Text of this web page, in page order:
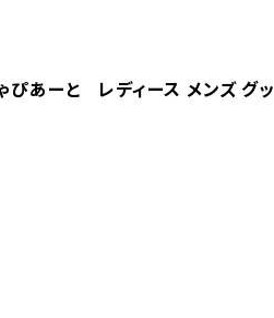
あーと レディース メンズ グッ